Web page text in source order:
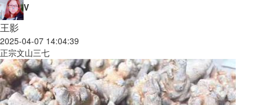
V
王影
2025-04-07 14:04:39
正宗文山三七